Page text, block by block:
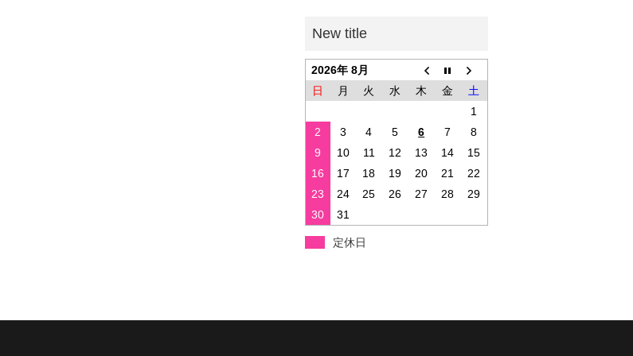
2026年 8月
日
月 火 水 木 金
土
1
2
3 4 5 6 7
8
9
10 11 12 13 14
15
16
17 18 19 20 21
22
23
24 25 26 27 28
29
30
31
定休日